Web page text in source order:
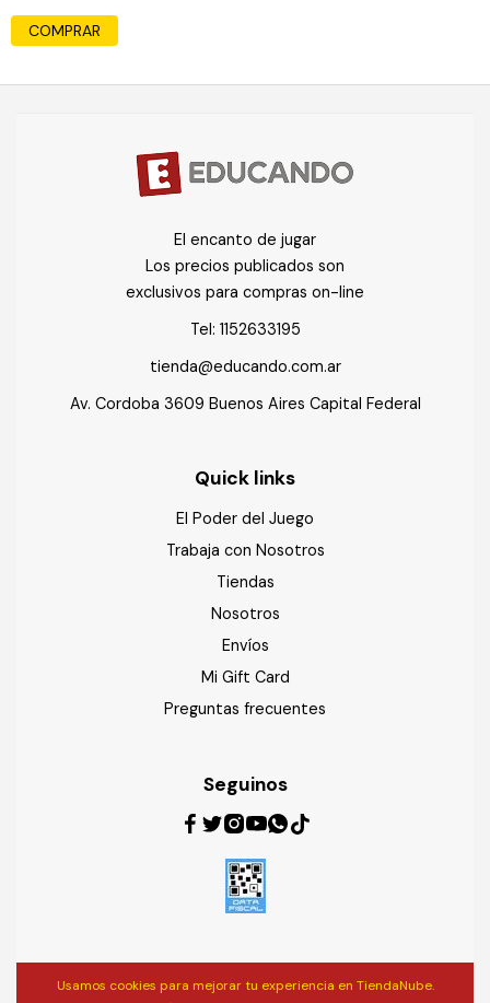
COMPRAR
El encanto de jugar
Los precios publicados son
exclusivos para compras on-line
Tel: 1152633195
tienda@educando.com.ar
Av. Cordoba 3609 Buenos Aires Capital Federal
Quick links
El Poder del Juego
Trabaja con Nosotros
Tiendas
Nosotros
Envíos
Mi Gift Card
Preguntas frecuentes
Seguinos
Usamos cookies para mejorar tu experiencia en TiendaNube.